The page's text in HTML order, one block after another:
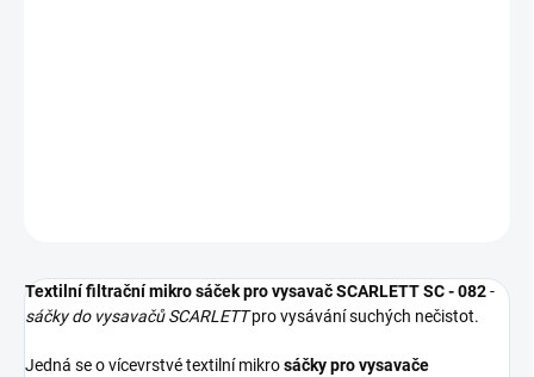
Textilní filtrační mikro sáček pro vysavač SCARLETT SC - 082-
sáčky do vysavačů SCARLETTpro vysávání suchých nečistot.
Jedná se o vícevrstvé textilní mikrosáčky pro vysavače